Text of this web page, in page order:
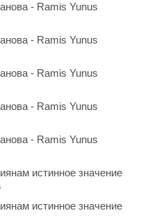
- Ramis Yunus
- Ramis Yunus
- Ramis Yunus
- Ramis Yunus
- Ramis Yunus
истинное значение
истинное значение